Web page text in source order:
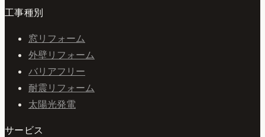
工事種別
窓リフォーム
外壁リフォーム
バリアフリー
耐震リフォーム
太陽光発電
サービス